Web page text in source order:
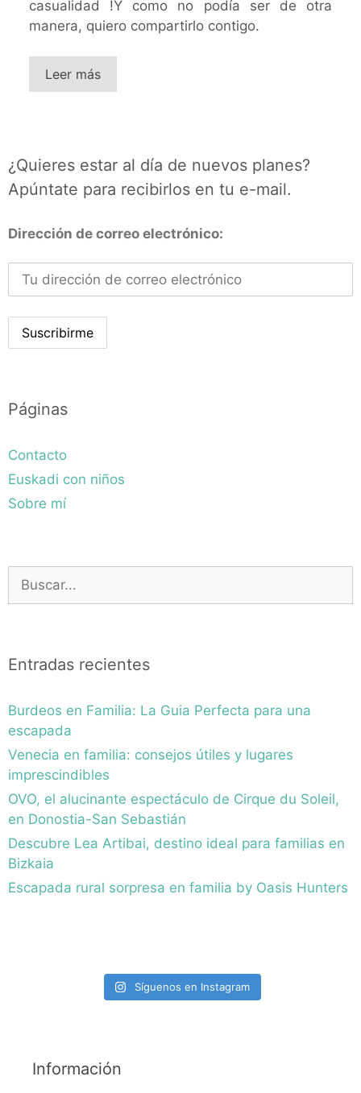
casualidad !Y como no podía ser de otra
manera, quiero compartirlo contigo.
Leer más
¿Quieres estar al día de nuevos planes?
Apúntate para recibirlos en tu e-mail.
Dirección de correo electrónico:
Páginas
Contacto
Euskadi con niños
Sobre mí
Buscar:
Entradas recientes
Burdeos en Familia: La Guia Perfecta para una
escapada
Venecia en familia: consejos útiles y lugares
imprescindibles
OVO, el alucinante espectáculo de Cirque du Soleil,
en Donostia-San Sebastián
Descubre Lea Artibai, destino ideal para familias en
Bizkaia
Escapada rural sorpresa en familia by Oasis Hunters
Síguenos en Instagram
Información